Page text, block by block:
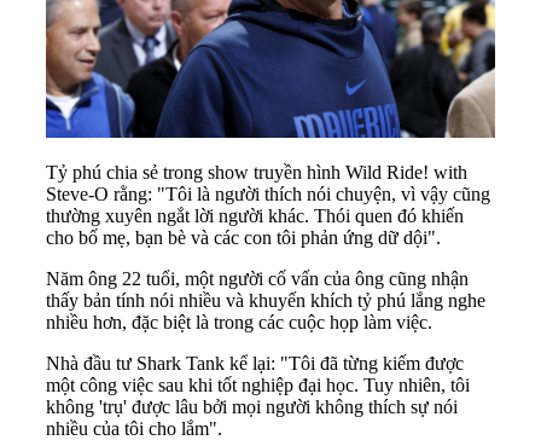
Tỷ phú chia sẻ trong show truyền hình Wild Ride! with
Steve-O rằng: "Tôi là người thích nói chuyện, vì vậy cũng
thường xuyên ngắt lời người khác. Thói quen đó khiến
cho bố mẹ, bạn bè và các con tôi phản ứng dữ dội".
Năm ông 22 tuổi, một người cố vấn của ông cũng nhận
thấy bản tính nói nhiều và khuyến khích tỷ phú lắng nghe
nhiều hơn, đặc biệt là trong các cuộc họp làm việc.
Nhà đầu tư Shark Tank kể lại: "Tôi đã từng kiếm được
một công việc sau khi tốt nghiệp đại học. Tuy nhiên, tôi
không 'trụ' được lâu bởi mọi người không thích sự nói
nhiều của tôi cho lắm".